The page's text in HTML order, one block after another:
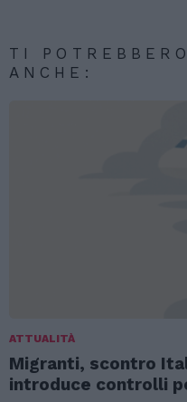
TI
ANCHE:
ATTUALITÀ
Migranti, scontro
introduce controlli